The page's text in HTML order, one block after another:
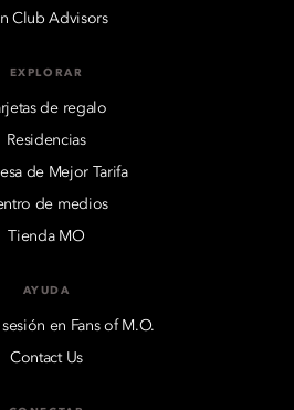
Club Advisors
EXPLORAR
de regalo
Residencias
de Mejor Tarifa
de medios
Tienda MO
AYUDA
en Fans of M.O.
Contact Us